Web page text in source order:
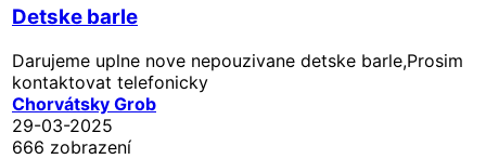
Detske barle
Darujeme uplne nove nepouzivane detske barle,Prosim
kontaktovat telefonicky
Chorvátsky Grob
29-03-2025
666 zobrazení